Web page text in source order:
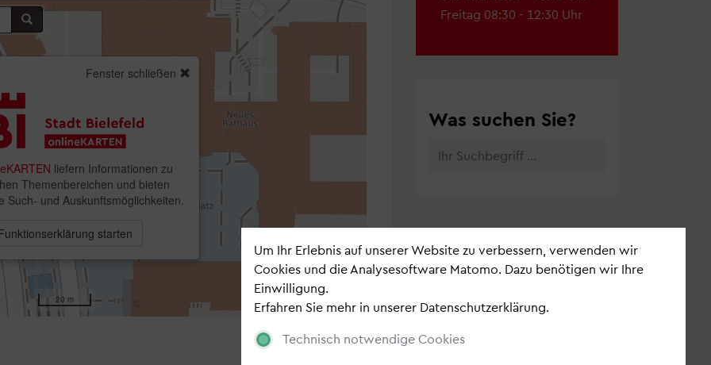
Um Ihr Erlebnis auf unserer Website zu verbessern, verwenden wir
Cookies und die Analysesoftware Matomo. Dazu benötigen wir Ihre
Einwilligung.
Erfahren Sie mehr in unserer Datenschutzerklärung.
Technisch notwendige Cookies
Freitag 08:30 - 12:30 Uhr
Was suchen Sie?
Bleiben Sie auf dem Laufenden -abonnieren Sie unsere